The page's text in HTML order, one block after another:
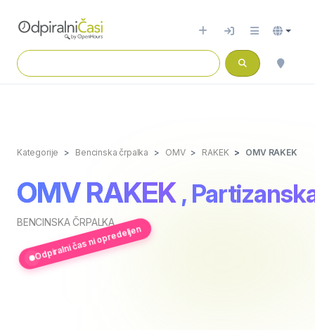
Kategorije Bencinska črpalka OMV RAKEK OMV RAKEK
OMV RAKEK ,
BENCINSKA ČRPALKA
Odpiralni čas ni opredeljen